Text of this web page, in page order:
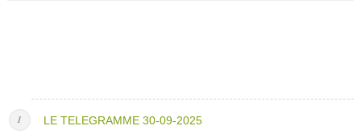
LE TELEGRAMME 30-09-2025